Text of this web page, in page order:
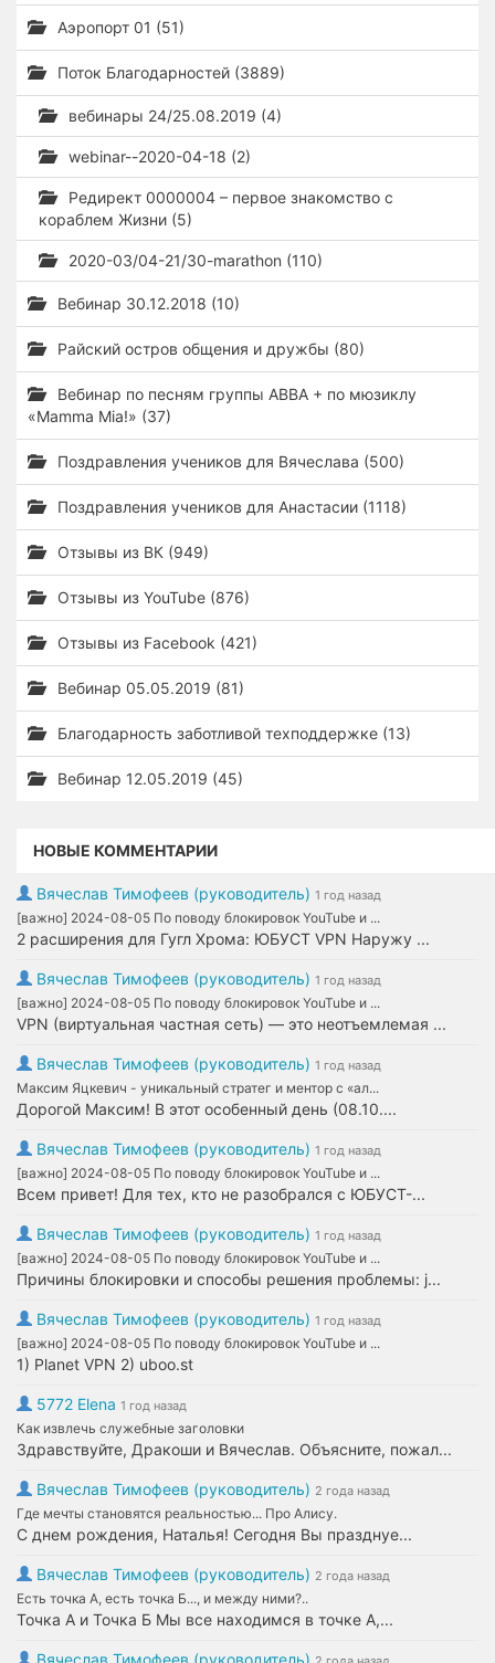
Аэропорт 01 (51)
Поток Благодарностей (3889)
вебинары 24/25.08.2019 (4)
webinar--2020-04-18 (2)
Редирект 0000004 – первое знакомство с
кораблем Жизни (5)
2020-03/04-21/30-marathon (110)
Вебинар 30.12.2018 (10)
Райский остров общения и дружбы (80)
Вебинар по песням группы ABBA + по мюзиклу
«Mamma Mia!» (37)
Поздравления учеников для Вячеслава (500)
Поздравления учеников для Анастасии (1118)
Отзывы из ВК (949)
Отзывы из YouTube (876)
Отзывы из Facebook (421)
Вебинар 05.05.2019 (81)
Благодарность заботливой техподдержке (13)
Вебинар 12.05.2019 (45)
НОВЫЕ КОММЕНТАРИИ
Вячеслав Тимофеев (руководитель) 1 год назад
[важно] 2024-08-05 По поводу блокировок YouTube и ...
2 расширения для Гугл Хрома: ЮБУСТ VPN Наружу ...
Вячеслав Тимофеев (руководитель) 1 год назад
[важно] 2024-08-05 По поводу блокировок YouTube и ...
VPN (виртуальная частная сеть) — это неотъемлемая ...
Вячеслав Тимофеев (руководитель) 1 год назад
Максим Яцкевич - уникальный стратег и ментор с «ал...
Дорогой Максим! В этот особенный день (08.10....
Вячеслав Тимофеев (руководитель) 1 год назад
[важно] 2024-08-05 По поводу блокировок YouTube и ...
Всем привет! Для тех, кто не разобрался с ЮБУСТ-...
Вячеслав Тимофеев (руководитель) 1 год назад
[важно] 2024-08-05 По поводу блокировок YouTube и ...
Причины блокировки и способы решения проблемы: j...
Вячеслав Тимофеев (руководитель) 1 год назад
[важно] 2024-08-05 По поводу блокировок YouTube и ...
1) Planet VPN 2) uboo.st
5772 Elena 1 год назад
Как извлечь служебные заголовки
Здравствуйте, Дракоши и Вячеслав. Объясните, пожал...
Вячеслав Тимофеев (руководитель) 2 года назад
Где мечты становятся реальностью... Про Алису.
С днем рождения, Наталья! Сегодня Вы празднуе...
Вячеслав Тимофеев (руководитель) 2 года назад
Есть точка А, есть точка Б..., и между ними?..
Точка А и Точка Б Мы все находимся в точке А,...
Вячеслав Тимофеев (руководитель)